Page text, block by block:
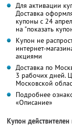
Для активации
Доставка
купоны с 24
на "показать
Купон не
интернет-
акциями
Доставка по
3 рабочих дней.
Московской
Подробнее
«Описание»
Купон